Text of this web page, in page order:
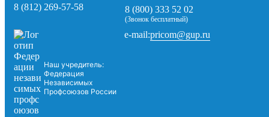
8 (812) 269-57-58
8 (800) 333 52 02
(Звонок бесплатный)
Наш учредитель:
Федерация
Независимых
Профсоюзов России
e-mail:pricom@gup.ru